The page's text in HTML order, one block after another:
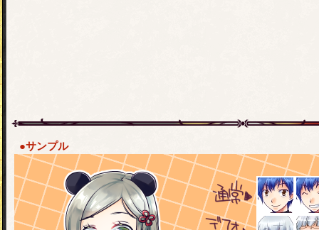
●サンプル